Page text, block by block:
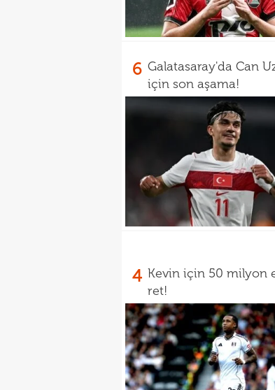
6 Galatasaray'da Can
için son aşama!
4 Kevin için 50 milyon
ret!